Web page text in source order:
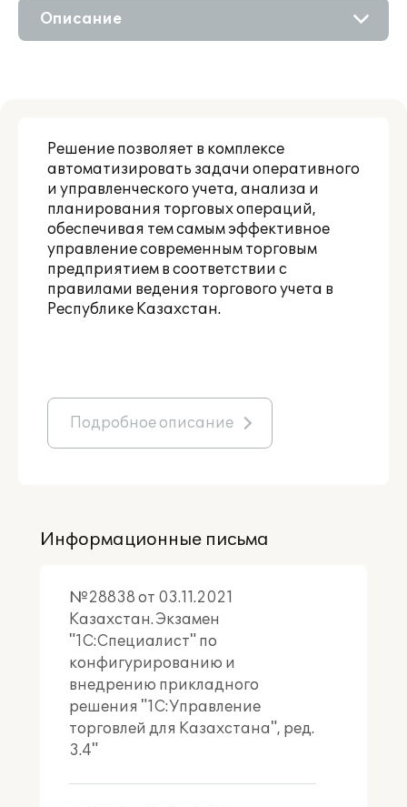
Приобретение
Описание
Решение позволяет в комплексе
автоматизировать задачи оперативного
и управленческого учета, анализа и
планирования торговых операций,
обеспечивая тем самым эффективное
управление современным торговым
предприятием в соответствии с
правилами ведения торгового учета в
Республике Казахстан.
Подробное описание
Информационные письма
№28838 от 03.11.2021
Казахстан. Экзамен
"1С:Специалист" по
конфигурированию и
внедрению прикладного
решения "1С:Управление
торговлей для Казахстана", ред.
3.4"